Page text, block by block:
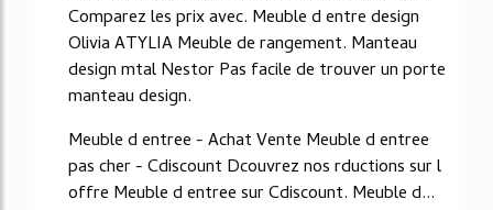
Comparez les prix avec. Meuble d entre design
Olivia ATYLIA Meuble de rangement. Manteau
design mtal Nestor Pas facile de trouver un porte
manteau design.
Meuble d entree - Achat Vente Meuble d entree
pas cher - Cdiscount Dcouvrez nos rductions sur l
offre Meuble d entree sur Cdiscount. Meuble d...